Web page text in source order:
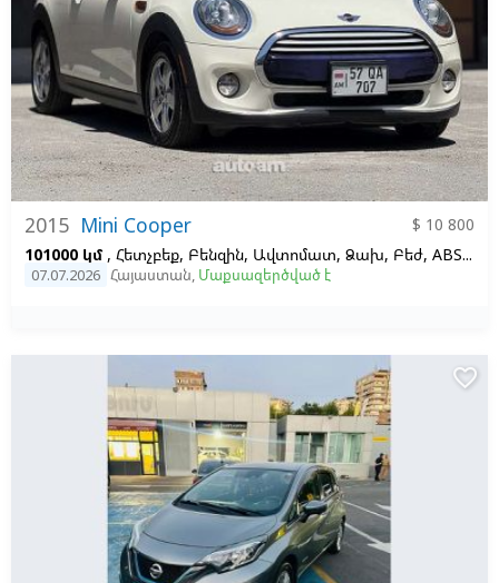
2015 Mini Cooper
$ 10 800
101000 կմ , Հետչբեք, Բենզին, Ավտոմատ, Ձախ, Բեժ, ABS, ESP
07.07.2026 Հայաստան, Մաքսազերծված է
favorite_border